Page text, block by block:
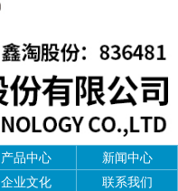
产品中心
新闻中心
企业文化 联系我们